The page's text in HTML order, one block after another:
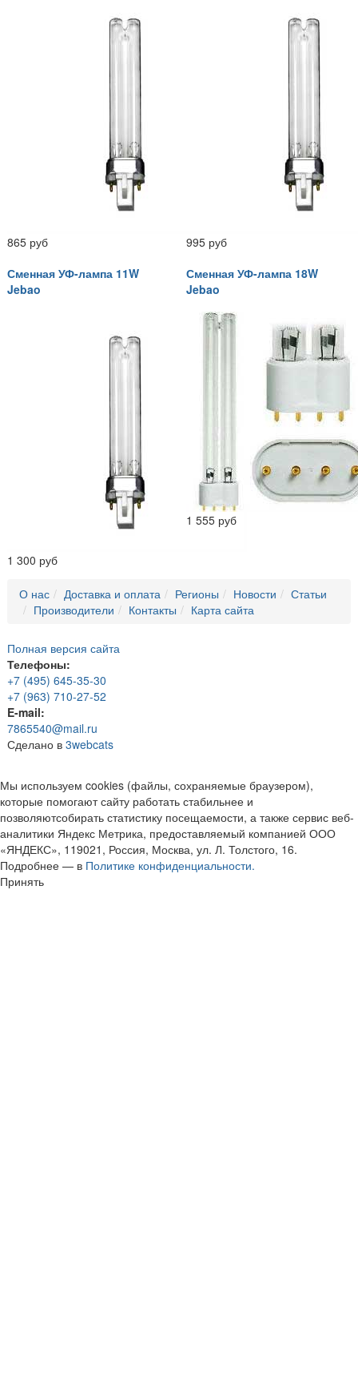
865 руб
995 руб
Сменная УФ-лампа 11W
Jebao
1 300 руб
Сменная УФ-лампа 18W
Jebao
1 555 руб
О нас Доставка и оплата Регионы Новости
Статьи
Производители
Контакты Карта сайта
Полная версия сайта
Телефоны:
+7 (495) 645-35-30
+7 (963) 710-27-52
E-mail:
7865540@mail.ru
Сделано в 3webcats
Мы используем cookies (файлы, сохраняемые браузером),
которые помогают сайту работать стабильнее и
позволяютсобирать статистику посещаемости, а также сервис веб-
аналитики Яндекс Метрика, предоставляемый компанией ООО
«ЯНДЕКС», 119021, Россия, Москва, ул. Л. Толстого, 16.
Подробнее — в Политике конфиденциальности.
Принять